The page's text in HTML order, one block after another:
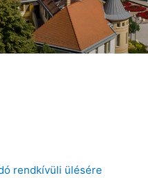
rendkívüli ülésére